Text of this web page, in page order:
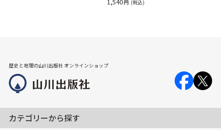
1,540円 (税込)
歴史と地理の山川出版社 オンラインショップ
カテゴリーから探す